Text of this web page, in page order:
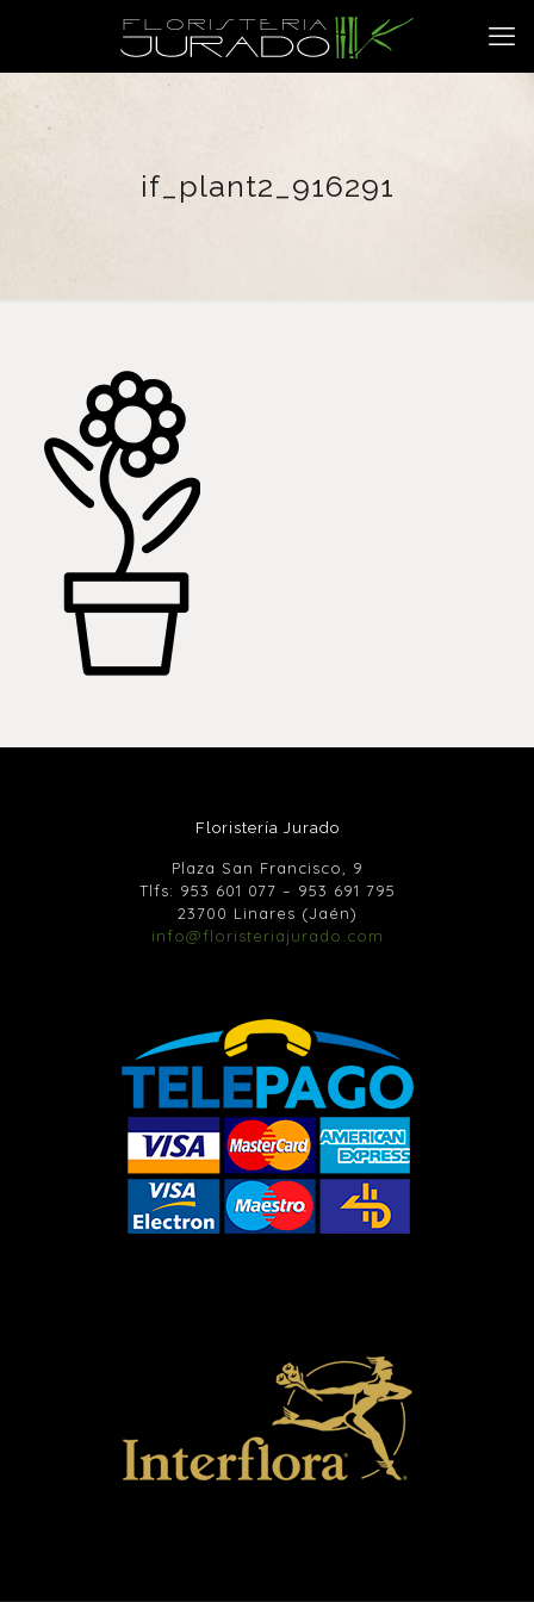
if_plant2_916291
Floristería Jurado
Plaza San Francisco, 9
Tlfs: 953 601 077 – 953 691 795
23700 Linares (Jaén)
info@floristeriajurado.com